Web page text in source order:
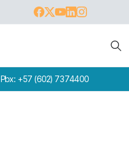
Pbx: +57 (602) 7374400